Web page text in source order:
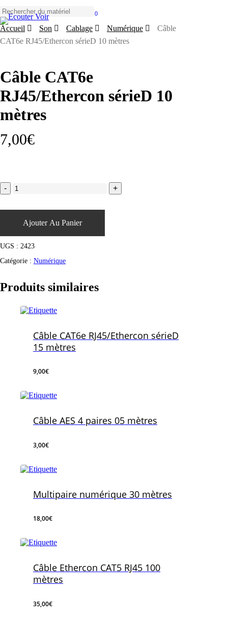
to
main
content
Close
Search
0
Accueil Son Cablage Numérique
Câble
CAT6e RJ45/Ethercon sérieD 10 mètres
Câble CAT6e
RJ45/Ethercon sérieD 10
mètres
7,00€
Ajouter Au Panier
UGS : 2423
Catégorie : Numérique
Produits similaires
Câble CAT6e RJ45/Ethercon sérieD
15 mètres
9,00€
9,00
Câble AES 4 paires 05 mètres
3,00€
3,00
Multipaire numérique 30 mètres
18,00€
18,00
Câble Ethercon CAT5 RJ45 100
mètres
35,00€
35,00